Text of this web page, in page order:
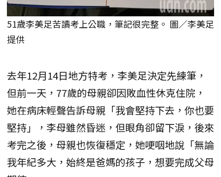
51歲李美足苦讀考上公職，筆記很完整。 圖／李美足
提供
去年12月14日地方特考，李美足決定先練筆，
但前一天，77歲的母親卻因敗血性休克住院，
她在病床輕聲告訴母親「我會堅持下去，你也要
堅持」，李母雖然昏迷，但眼角卻留下淚，後來
考完之後，母親也恢復穩定，她哽咽地說「無論
我年紀多大，始終是爸媽的孩子，想要完成父母